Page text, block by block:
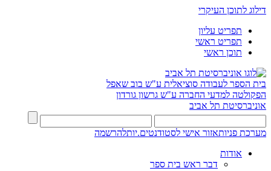
דילוג לתוכן העיקרי
תפריט עליון
תפריט ראשי
תוכן ראשי
בית הספר לעבודה סוציאלית ע"ש בוב שאפל
הפקולטה למדעי החברה ע"ש גרשון גורדון
אוניברסיטת תל אביב
מערכת פניותאזור אישי לסטודנטים.יותלהרשמה
אודות
דבר ראש בית ספר